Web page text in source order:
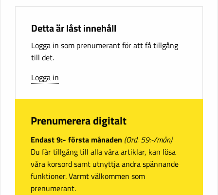
Detta är låst innehåll
Logga in som prenumerant för att få tillgång
till det.
Logga in
Prenumerera digitalt
Endast 9:- första månaden (Ord. 59:-/mån)
Du får tillgång till alla våra artiklar, kan lösa
våra korsord samt utnyttja andra spännande
funktioner. Varmt välkommen som
prenumerant.